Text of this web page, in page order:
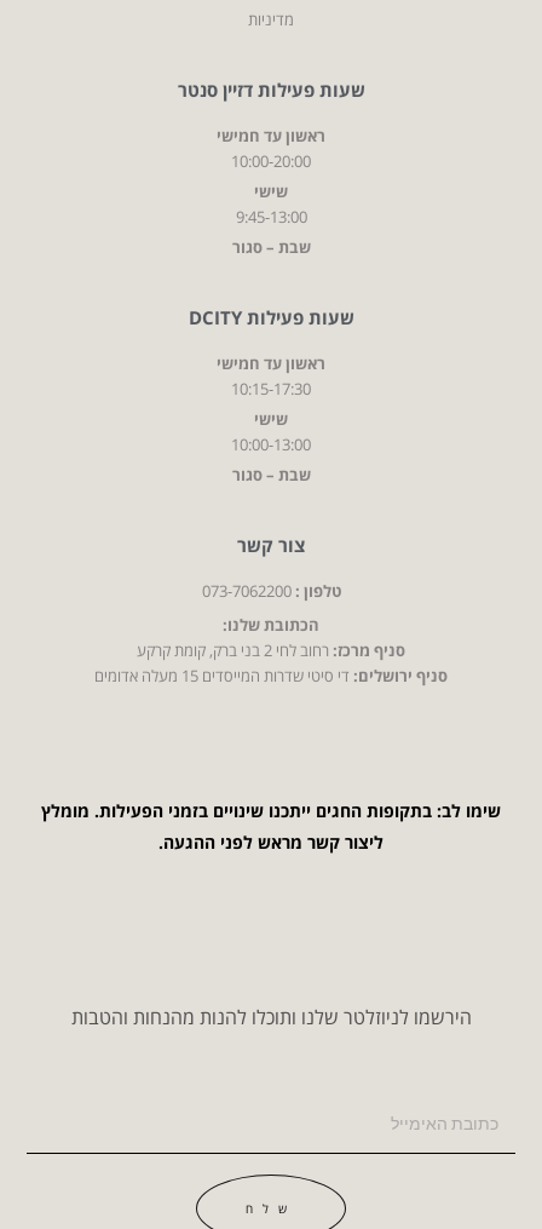
מדיניות
שעות פעילות דזיין סנטר
ראשון עד חמישי
10:00-20:00
שישי
9:45-13:00
שבת – סגור
שעות פעילות DCITY
ראשון עד חמישי
10:15-17:30
שישי
10:00-13:00
שבת – סגור
צור קשר
טלפון : 073-7062200
הכתובת שלנו:
סניף מרכז:רחוב לחי 2 בני ברק, קומת קרקע
סניף ירושלים:די סיטי שדרות המייסדים 15 מעלה אדומים
שימו לב: בתקופות החגים ייתכנו שינויים בזמני הפעילות. מומלץ
ליצור קשר מראש לפני ההגעה.
הירשמו לניוזלטר שלנו ותוכלו להנות מהנחות והטבות
שלח